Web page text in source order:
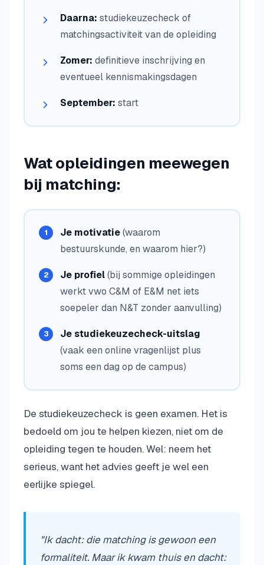
Daarna: studiekeuzecheck of
matchingsactiviteit van de opleiding
Zomer: definitieve inschrijving en
eventueel kennismakingsdagen
September: start
Wat opleidingen meewegen
bij matching:
Je motivatie(waarom
bestuurskunde, en waarom hier?)
Je profiel(bij sommige opleidingen
werkt vwo C&M of E&M net iets
soepeler dan N&T zonder aanvulling)
Je studiekeuzecheck-uitslag
(vaak een online vragenlijst plus
soms een dag op de campus)
De studiekeuzecheck is geen examen. Het is
bedoeld om jou te helpen kiezen, niet om de
opleiding tegen te houden. Wel: neem het
serieus, want het advies geeft je wel een
eerlijke spiegel.
"Ik dacht: die matching is gewoon een
formaliteit. Maar ik kwam thuis en dacht: